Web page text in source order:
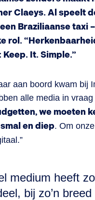
Claeys. Al speelt
Braziliaanse taxi
rol.
It. Simple.”
aan boord kwam bij
alle media in
we moeten
en diep. Om
medium heeft
bij zo’n